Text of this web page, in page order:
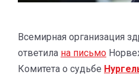
Всемирная организация
ответила на письмо
Комитета о судьбе